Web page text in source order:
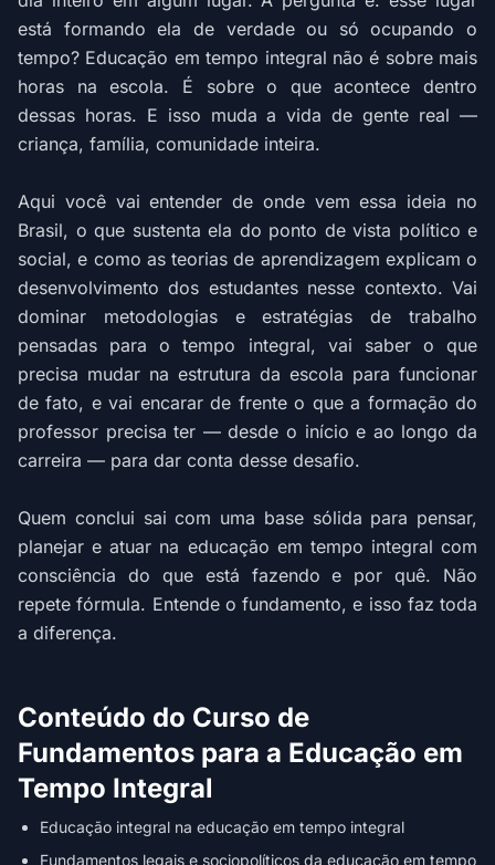
está formando ela de verdade ou só ocupando o
tempo? Educação em tempo integral não é sobre mais
horas na escola. É sobre o que acontece dentro
dessas horas. E isso muda a vida de gente real —
criança, família, comunidade inteira.
Aqui você vai entender de onde vem essa ideia no
Brasil, o que sustenta ela do ponto de vista político e
social, e como as teorias de aprendizagem explicam o
desenvolvimento dos estudantes nesse contexto. Vai
dominar metodologias e estratégias de trabalho
pensadas para o tempo integral, vai saber o que
precisa mudar na estrutura da escola para funcionar
de fato, e vai encarar de frente o que a formação do
professor precisa ter — desde o início e ao longo da
carreira — para dar conta desse desafio.
Quem conclui sai com uma base sólida para pensar,
planejar e atuar na educação em tempo integral com
consciência do que está fazendo e por quê. Não
repete fórmula. Entende o fundamento, e isso faz toda
a diferença.
Conteúdo do Curso de
Fundamentos para a Educação em
Tempo Integral
Educação integral na educação em tempo integral
Fundamentos legais e sociopolíticos da educação em tempo